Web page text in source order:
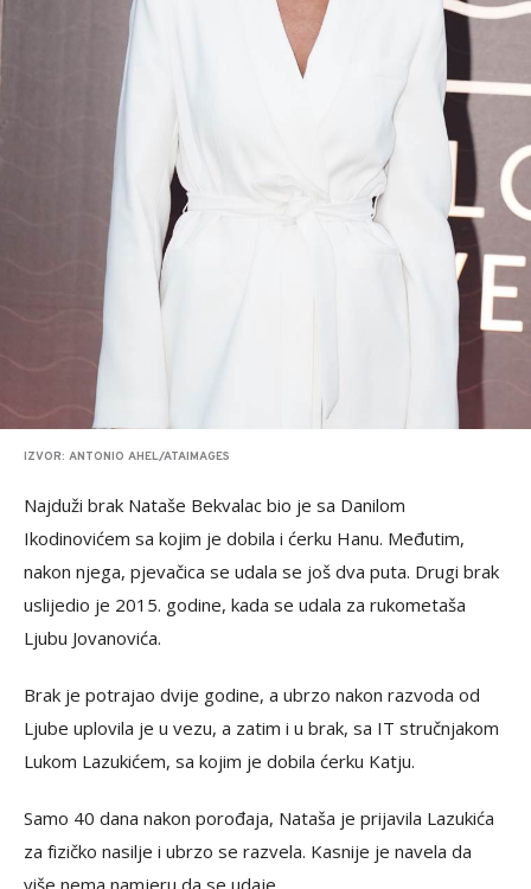
IZVOR: ANTONIO AHEL/ATAIMAGES
Najduži brak Nataše Bekvalac bio je sa Danilom
Ikodinovićem sa kojim je dobila i ćerku Hanu. Međutim,
nakon njega, pjevačica se udala se još dva puta. Drugi brak
uslijedio je 2015. godine, kada se udala za rukometaša
Ljubu Jovanovića.
Brak je potrajao dvije godine, a ubrzo nakon razvoda od
Ljube uplovila je u vezu, a zatim i u brak, sa IT stručnjakom
Lukom Lazukićem, sa kojim je dobila ćerku Katju.
Samo 40 dana nakon porođaja, Nataša je prijavila Lazukića
za fizičko nasilje i ubrzo se razvela. Kasnije je navela da